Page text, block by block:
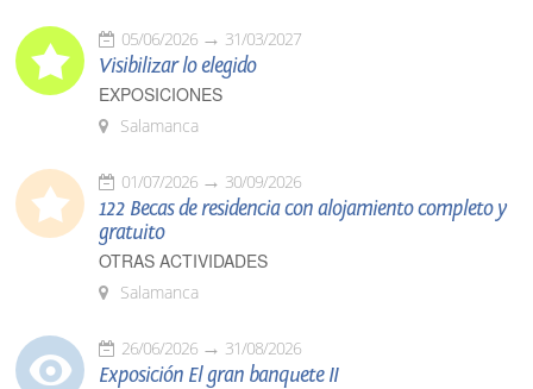
05/06/2026 31/03/2027
Visibilizar lo elegido
EXPOSICIONES
Salamanca
01/07/2026 30/09/2026
122 Becas de residencia con alojamiento completo y
gratuito
OTRAS ACTIVIDADES
Salamanca
26/06/2026 31/08/2026
Exposición El gran banquete II